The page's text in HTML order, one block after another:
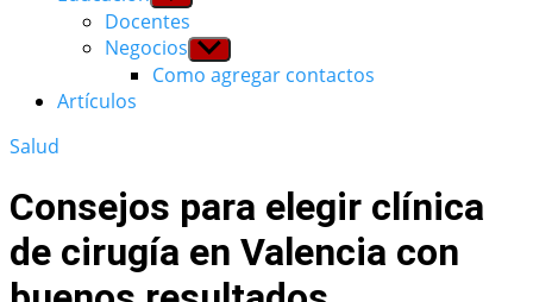
sub
menu
Docentes
Negocios Show
sub
menu
Como agregar contactos
Artículos
Salud
Consejos para elegir clínica
de cirugía en Valencia con